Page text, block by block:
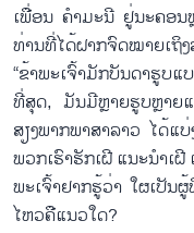
ເພື່ອນ ຄຳ​ມະ​ນີ ຢູ່​ນະ​ຄອ
ທ່ານ​ທີ່​ໄດ້​ຝາກ​ຈົດ​ໝາຍ​ເຖິ
“ຂ້າ​ພະ​ເຈົ້າ​ມັກ​ບັນ​ດາ​ຮູບ​
ທີ່​ສຸດ, ມັນ​ມີຫຼາຍຮູບຫຼາຍ​
ສຽງ​ພາກ​ພາ​ສາ​ລາວ ໄດ້​
ພວກ​ເຮົາ​ຮັກ​ເຝີ ແນະ​ນຳ​ເ
ພະ​ເຈົ້າ​ຢາກ​ຮູ້​ວ່າ ໃຜ​ເປັນ​
ໄຫວ​ຄື​ແນວ​ໃດ?